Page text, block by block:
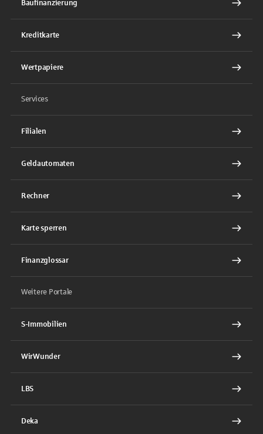
Baufinanzierung
Kreditkarte
Wertpapiere
Services
Filialen
Geldautomaten
Rechner
Karte sperren
Finanzglossar
Weitere Portale
S-Immobilien
WirWunder
LBS
Deka